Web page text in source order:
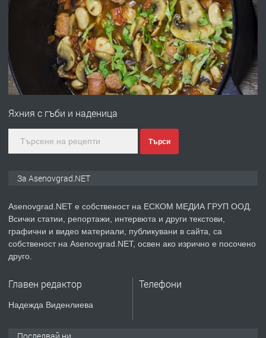
Професионална броячна машина -
със сертификат от ЕЦБ
преди 1 година
ПРЕДЛАГА
Професионална зеленчукорезачка
преди 2 години
ПРЕДЛАГА
Давам индивидуалани уроци по
Яхния с гъби и наденица
Търси
За Asenovgrad.NET
Asenovgrad.NET е собственост на ЕСКОМ МЕДИА ГРУП ООД.
Всички статии, репортажи, интервюта и други текстови,
графични и видео материали, публикувани в сайта, са
собственост на Asenovgrad.NET, освен ако изрично е посочено
друго.
Главен редактор
Надежда Виденлиева
Телефони